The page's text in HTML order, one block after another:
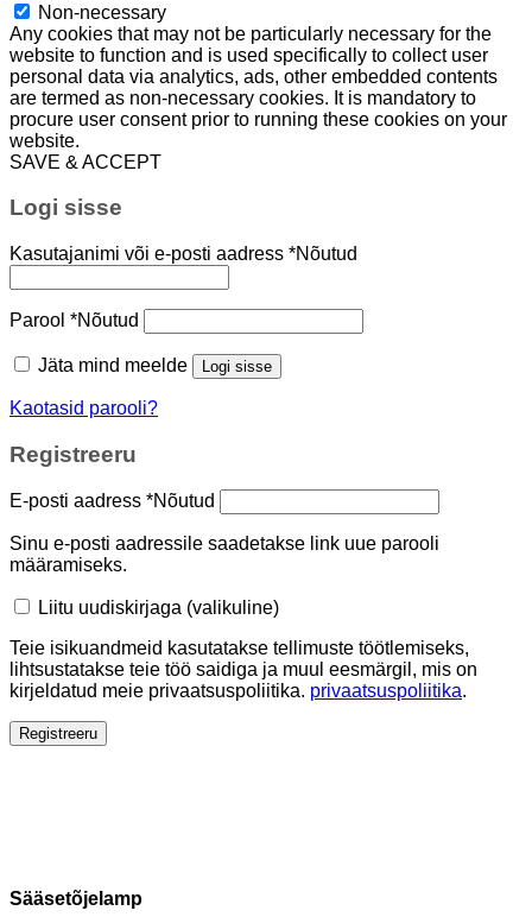
Non-necessary
Any cookies that may not be particularly necessary for the
website to function and is used specifically to collect user
personal data via analytics, ads, other embedded contents
are termed as non-necessary cookies. It is mandatory to
procure user consent prior to running these cookies on your
website.
SAVE & ACCEPT
Logi sisse
Kasutajanimi või e-posti aadress *Nõutud
Parool *Nõutud
Jäta mind meelde Logi sisse
Kaotasid parooli?
Registreeru
E-posti aadress *Nõutud
Sinu e-posti aadressile saadetakse link uue parooli
määramiseks.
Liitu uudiskirjaga (valikuline)
Teie isikuandmeid kasutatakse tellimuste töötlemiseks,
lihtsustatakse teie töö saidiga ja muul eesmärgil, mis on
kirjeldatud meie privaatsuspoliitika. privaatsuspoliitika.
Registreeru
Sääsetõjelamp